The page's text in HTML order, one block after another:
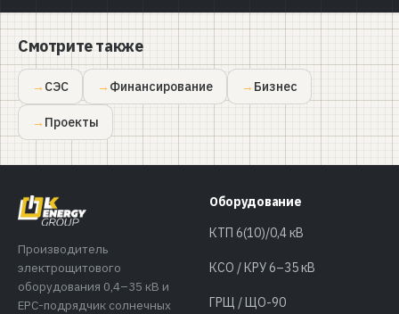
Смотрите также
СЭС Финансирование Бизнес
Проекты
Производитель
электрощитового
оборудования 0,4–35 кВ и
EPC-подрядчик солнечных
Оборудование
КТП 6(10)/0,4 кВ
КСО / КРУ 6–35 кВ
ГРЩ / ЩО-90